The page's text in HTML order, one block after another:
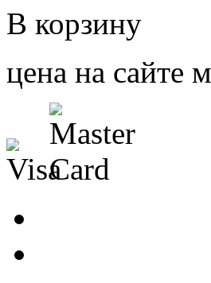
В корзину
цена на сайте